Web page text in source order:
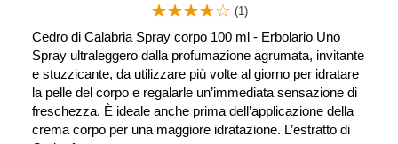
(1)
Cedro di Calabria Spray corpo 100 ml - Erbolario Uno
Spray ultraleggero dalla profumazione agrumata, invitante
e stuzzicante, da utilizzare più volte al giorno per idratare
la pelle del corpo e regalarle un’immediata sensazione di
freschezza. È ideale anche prima dell’applicazione della
crema corpo per una maggiore idratazione. L’estratto di